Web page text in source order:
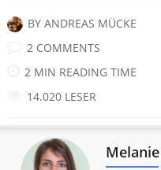
BY ANDREAS MÜCKE
2 COMMENTS
2 MIN READING TIME
14.020 LESER